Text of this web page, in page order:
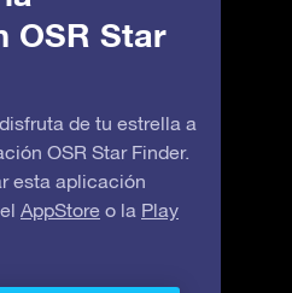
OSR Star
de tu estrella a
OSR Star Finder.
esta aplicación
AppStore o la Play